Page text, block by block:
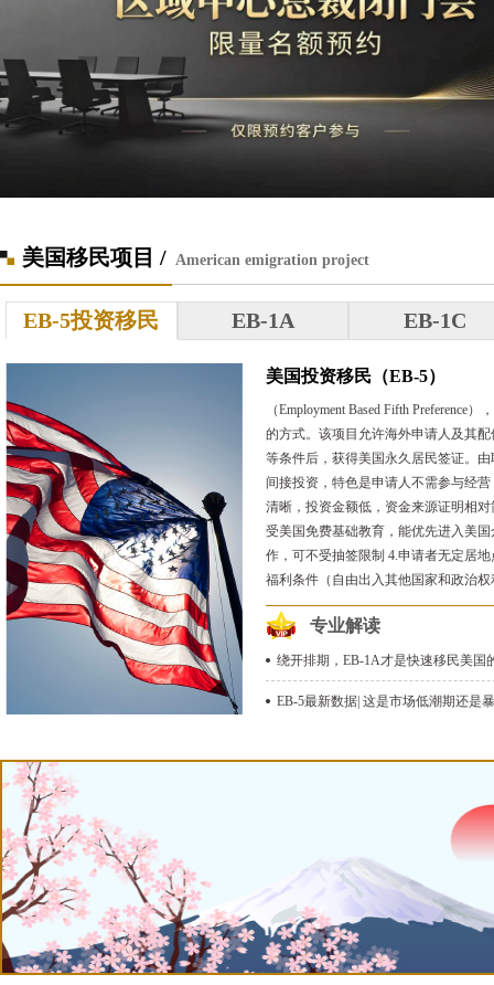
美国移民项目 / American emigration project
EB-5投资移民 EB-1A EB-1C
美国投资移民（EB-5）
（Employment Based Fifth Preference
的方式。该项目允许海外申请人及其
等条件后，获得美国永久居民签证。由
间接投资，特色是申请人不需参与经
清晰，投资金额低，资金来源证明相
受美国免费基础教育，能优先进入美
作，可不受抽签限制 4.申请者无定居
福利条件（自由出入其他国家和政治权
专业解读
绕开排期，EB-1A才是快速移民美国的
EB-5最新数据| 这是市场低潮期还是